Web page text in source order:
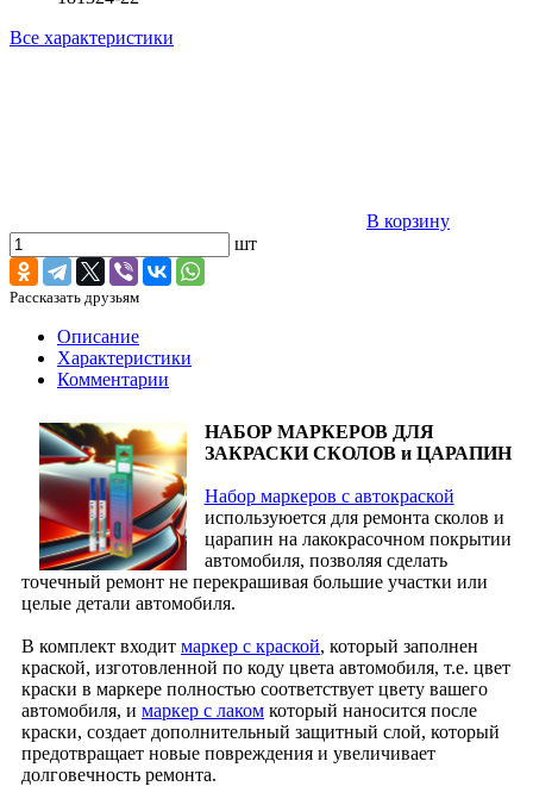
Все характеристики
В корзину
шт
Рассказать друзьям
Описание
Характеристики
Комментарии
НАБОР МАРКЕРОВ ДЛЯ
ЗАКРАСКИ СКОЛОВ и ЦАРАПИН
Набор маркеров с автокраской
используюется для ремонта сколов и
царапин на лакокрасочном покрытии
автомобиля, позволяя сделать
точечный ремонт не перекрашивая большие участки или
целые детали автомобиля.
В комплект входит маркер с краской, который заполнен
краской, изготовленной по коду цвета автомобиля, т.е. цвет
краски в маркере полностью соответствует цвету вашего
автомобиля, и маркер с лаком который наносится после
краски, создает дополнительный защитный слой, который
предотвращает новые повреждения и увеличивает
долговечность ремонта.